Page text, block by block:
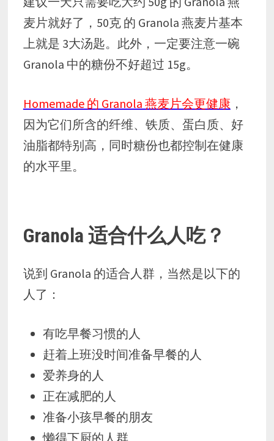
麦片就好了，50克 的 Granola 燕麦片基本
上就是 3大汤匙。此外，一定要注意一碗
Granola 中的糖份不好超过 15g。
Homemade 的 Granola 燕麦片会更健康 ，
因为它们所含的纤维、铁质、蛋白质、好
油脂都特别高，同时糖份也都控制在健康
的水平里。
Granola 适合什么人吃？
说到 Granola 的适合人群，当然是以下的
人了：
有吃早餐习惯的人
赶着上班没时间准备早餐的人
爱养身的人
正在减肥的人
准备小孩早餐的朋友
懒得下厨的人群